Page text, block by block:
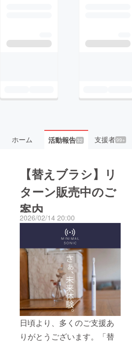
ホーム 活動報告32 支援者99+
【替えブラシ】リ
ターン販売中のご
案内
2026/02/14 20:00
日頃より、多くのご支援あ
りがとうございます。「替